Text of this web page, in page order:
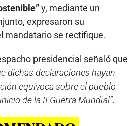
y, mediante un
expresaron su
mandatario se rectifique.
presidencial señaló que
dichas declaraciones hayan
equívoca sobre el pueblo
de la II Guerra Mundial”.